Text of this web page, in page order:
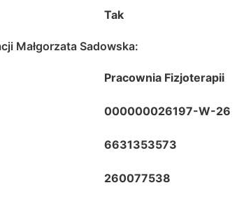
Tak
Małgorzata Sadowska:
Pracownia Fizjoterapii
000000026197-W-26
6631353573
260077538